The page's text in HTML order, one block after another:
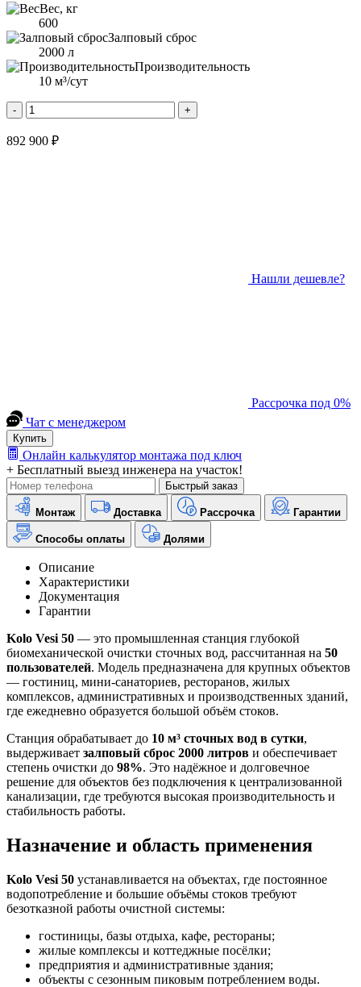
Вес, кг
600
Залповый сброс
2000 л
Производительность
10 м³/сут
- +
892 900 ₽
Нашли дешевле?
Рассрочка под 0%
Чат с менеджером
Купить
Онлайн калькулятор монтажа под ключ
+ Бесплатный выезд инженера на участок!
Быстрый заказ
Монтаж Доставка Рассрочка Гарантии
Способы оплаты Долями
Описание
Характеристики
Документация
Гарантии
Kolo Vesi 50 — это промышленная станция глубокой
биомеханической очистки сточных вод, рассчитанная на 50
пользователей. Модель предназначена для крупных объектов
— гостиниц, мини-санаториев, ресторанов, жилых
комплексов, административных и производственных зданий,
где ежедневно образуется большой объём стоков.
Станция обрабатывает до 10 м³ сточных вод в сутки,
выдерживает залповый сброс 2000 литров и обеспечивает
степень очистки до 98%. Это надёжное и долговечное
решение для объектов без подключения к централизованной
канализации, где требуются высокая производительность и
стабильность работы.
Назначение и область применения
Kolo Vesi 50 устанавливается на объектах, где постоянное
водопотребление и большие объёмы стоков требуют
безотказной работы очистной системы:
гостиницы, базы отдыха, кафе, рестораны;
жилые комплексы и коттеджные посёлки;
предприятия и административные здания;
объекты с сезонным пиковым потреблением воды.